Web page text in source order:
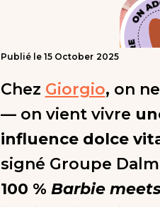
Publié le 15 October 2025
Chez Giorgio, on
— on vient vivre
influence dolce
signé Groupe
100 % Barbie